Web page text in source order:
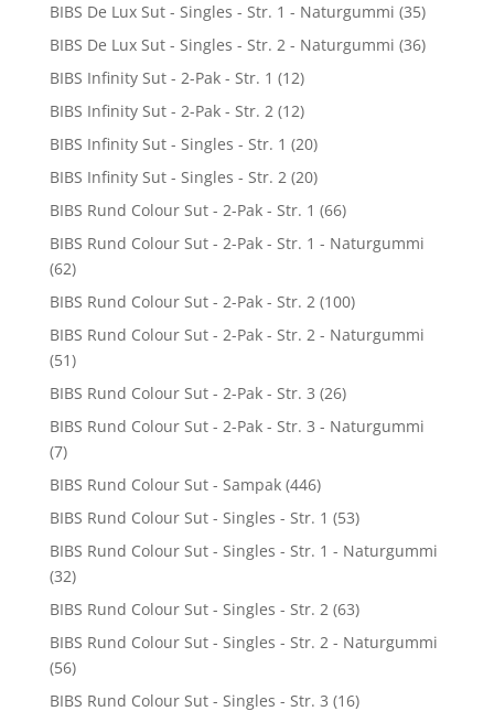
BIBS De Lux Sut - Singles - Str. 1 - Naturgummi (35)
BIBS De Lux Sut - Singles - Str. 2 - Naturgummi (36)
BIBS Infinity Sut - 2-Pak - Str. 1 (12)
BIBS Infinity Sut - 2-Pak - Str. 2 (12)
BIBS Infinity Sut - Singles - Str. 1 (20)
BIBS Infinity Sut - Singles - Str. 2 (20)
BIBS Rund Colour Sut - 2-Pak - Str. 1 (66)
BIBS Rund Colour Sut - 2-Pak - Str. 1 - Naturgummi
(62)
BIBS Rund Colour Sut - 2-Pak - Str. 2 (100)
BIBS Rund Colour Sut - 2-Pak - Str. 2 - Naturgummi
(51)
BIBS Rund Colour Sut - 2-Pak - Str. 3 (26)
BIBS Rund Colour Sut - 2-Pak - Str. 3 - Naturgummi
(7)
BIBS Rund Colour Sut - Sampak (446)
BIBS Rund Colour Sut - Singles - Str. 1 (53)
BIBS Rund Colour Sut - Singles - Str. 1 - Naturgummi
(32)
BIBS Rund Colour Sut - Singles - Str. 2 (63)
BIBS Rund Colour Sut - Singles - Str. 2 - Naturgummi
(56)
BIBS Rund Colour Sut - Singles - Str. 3 (16)